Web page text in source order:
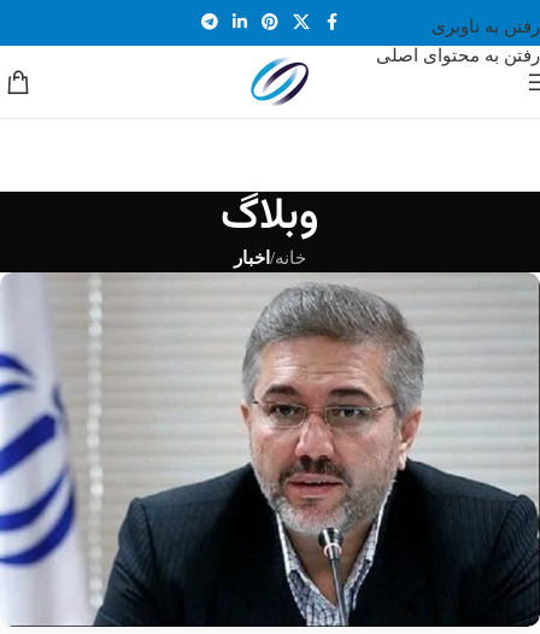
رفتن به ناوبری
رفتن به محتوای اصلی
وبلاگ
خانه/ اخبار